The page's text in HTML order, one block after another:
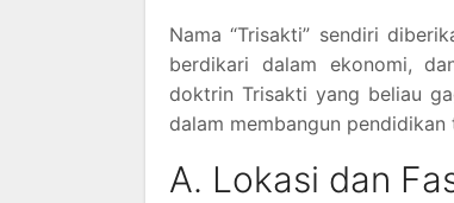
Nama “Trisakti” sendiri
berdikari dalam ekonomi,
doktrin Trisakti yang beliau
dalam membangun
A. Lokasi dan